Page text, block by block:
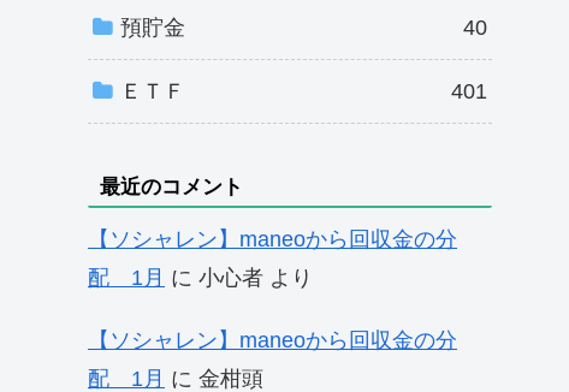
預貯金 40
ＥＴＦ 401
最近のコメント
【ソシャレン】maneoから回収金の分
配 1月 に 小心者 より
【ソシャレン】maneoから回収金の分
配 1月 に 金柑頭